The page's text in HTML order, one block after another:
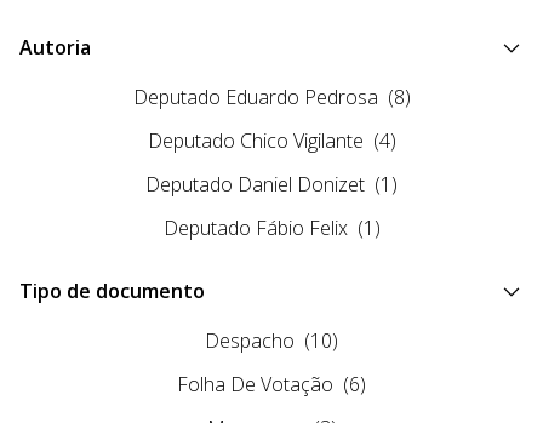
Autoria
Deputado Eduardo Pedrosa (8)
Deputado Chico Vigilante (4)
Deputado Daniel Donizet (1)
Deputado Fábio Felix (1)
Tipo de documento
Despacho (10)
Folha De Votação (6)